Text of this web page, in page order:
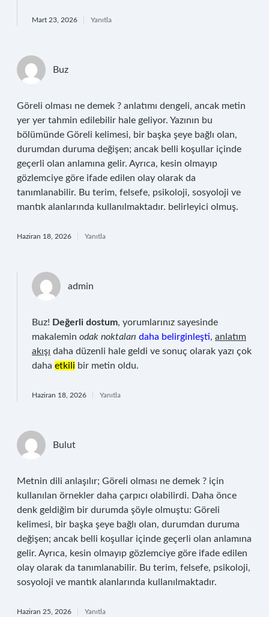
Mart 23, 2026 Yanıtla
Buz
Göreli olması ne demek ? anlatımı dengeli, ancak metin
yer yer tahmin edilebilir hale geliyor. Yazının bu
bölümünde Göreli kelimesi, bir başka şeye bağlı olan,
durumdan duruma değişen; ancak belli koşullar içinde
geçerli olan anlamına gelir. Ayrıca, kesin olmayıp
gözlemciye göre ifade edilen olay olarak da
tanımlanabilir. Bu terim, felsefe, psikoloji, sosyoloji ve
mantık alanlarında kullanılmaktadır. belirleyici olmuş.
Haziran 18, 2026 Yanıtla
admin
Buz! Değerli dostum, yorumlarınız sayesinde
makalemin odak noktaları daha belirginleşti, anlatım
akışı daha düzenli hale geldi ve sonuç olarak yazı çok
daha etkili bir metin oldu.
Haziran 18, 2026 Yanıtla
Bulut
Metnin dili anlaşılır; Göreli olması ne demek ? için
kullanılan örnekler daha çarpıcı olabilirdi. Daha önce
denk geldiğim bir durumda şöyle olmuştu: Göreli
kelimesi, bir başka şeye bağlı olan, durumdan duruma
değişen; ancak belli koşullar içinde geçerli olan anlamına
gelir. Ayrıca, kesin olmayıp gözlemciye göre ifade edilen
olay olarak da tanımlanabilir. Bu terim, felsefe, psikoloji,
sosyoloji ve mantık alanlarında kullanılmaktadır.
Haziran 25, 2026 Yanıtla